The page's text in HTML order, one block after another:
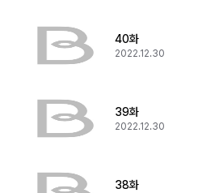
40화
2022.12.30
39화
2022.12.30
38화